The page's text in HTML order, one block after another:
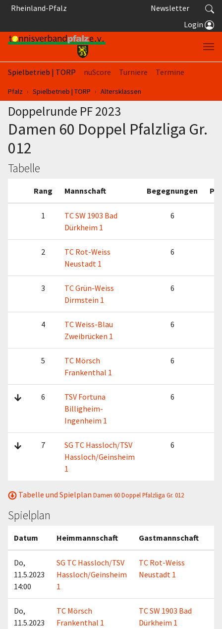
Springe zum Seiteninhalt
Rheinland-Pfalz
Newsletter
Login
Spielbetrieb | TORP nuScore Turniere
Termine
Sie sind hier:
Pfalz Spielbetrieb | TORP Altersklassen
Doppelrunde PF 2023
Damen 60 Doppel Pfalzliga Gr.
012
Tabelle
Rang Mannschaft Begegnungen
1
TC SW 1903 Bad
Dürkheim 1
6
2
TC Rot-Weiss
Neustadt 1
6
3
TC Grün-Weiss
Dirmstein 1
6
4
TC Weiss-Blau
Zweibrücken 1
6
5
TC Mörsch
Frankenthal 1
6
6
TSV Fortuna
Billigheim-
Ingenheim 1
6
7
SG TC Hassloch/TSV
Hassloch/Geinsheim
1
6
Tabelle und Spielplan Damen 60 Doppel Pfalzliga Gr. 012
Spielplan
Datum Heimmannschaft Gastmannschaft
Do,
11.5.2023
14:00
SG TC Hassloch/TSV
Hassloch/Geinsheim
1
TC Rot-Weiss
Neustadt 1
Do,
11.5.2023
TC Mörsch
Frankenthal 1
TC SW 1903 Bad
Dürkheim 1